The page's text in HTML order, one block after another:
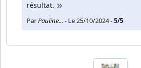
résultat.
ParPauline... - Le 25/10/2024 -5/5